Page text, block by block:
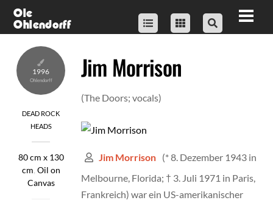
SkipOle
Ohlendorff
1996
DEAD ROCK
HEADS
80 cm x 130
cm, Oil on
Canvas
Jim Morrison
(The Doors; vocals)
Jim Morrison (* 8. Dezember 1943 in
Melbourne, Florida; † 3. Juli 1971 in Paris,
Frankreich) war ein US-amerikanischer